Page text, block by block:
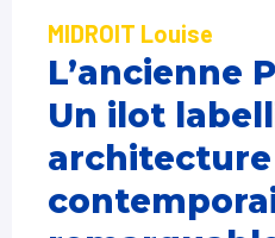
MIDROIT Louise
L’ancienne
Un ilot
architecture